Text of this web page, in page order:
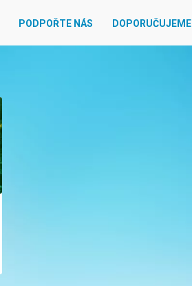
PODPOŘTE NÁS DOPORUČUJEME